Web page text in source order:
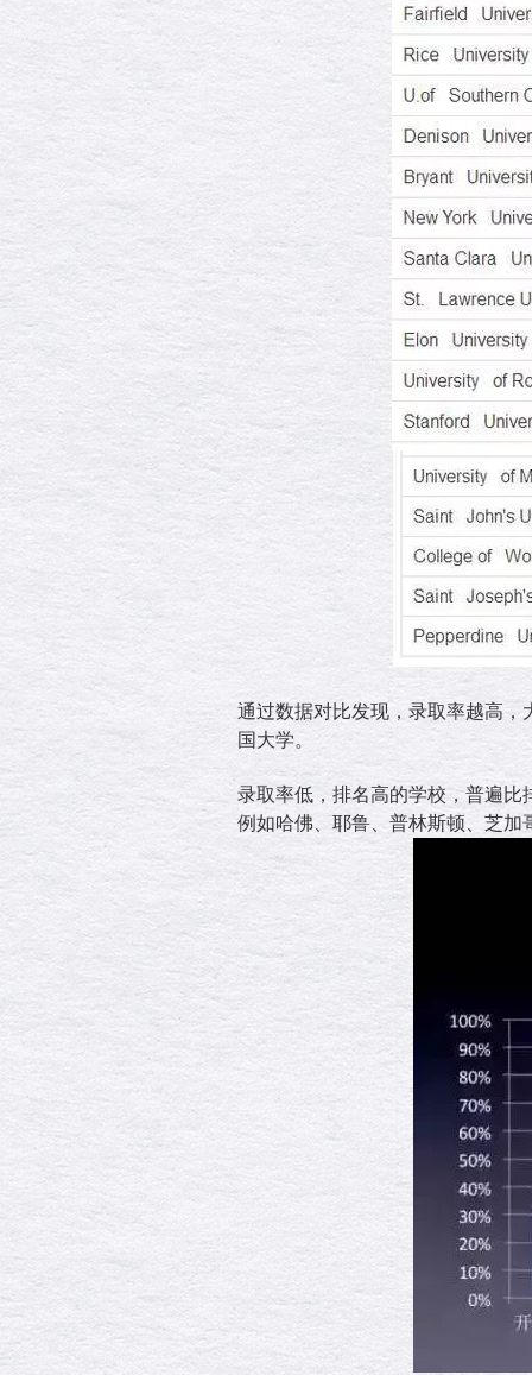
通过数据对比发现，录取率越高
国大学。
录取率低，排名高的学校，普遍
例如哈佛、耶鲁、普林斯顿、芝加